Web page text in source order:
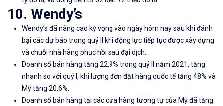
10. Wendy’s
Wendy’s đã nâng cao kỳ vọng vào ngày hôm nay sau khi đánh
bại các dự báo trong quý II khi động lực tiếp tục được xây dựng
và chuỗi nhà hàng phục hồi sau đại dịch.
Doanh số bán hàng tăng 22,9% trong quý II năm 2021, tăng
nhanh so với quý I, khi lượng đơn đặt hàng quốc tế tăng 48% và
Mỹ tăng 20,6%.
Doanh số bán hàng tại các cửa hàng tương tự của Mỹ đã tăng